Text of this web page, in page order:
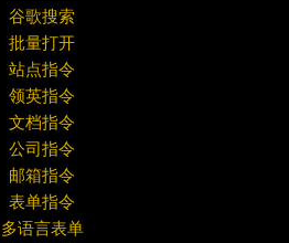
谷歌搜索
批量打开
站点指令
领英指令
文档指令
公司指令
邮箱指令
表单指令
多语言表单